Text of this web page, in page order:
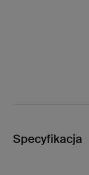
Specyfikacja